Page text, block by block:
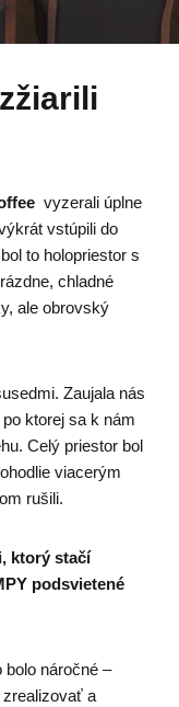
vyzerali úplne
vstúpili do
to holopriestor s
chladné
ale obrovský
Zaujala nás
ktorej sa k nám
Celý priestor bol
viacerým
rušili.
ktorý stačí
podsvietené
náročné –
a